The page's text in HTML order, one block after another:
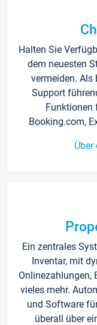
Halten Sie
dem neuesten
vermeiden. Als
Support
Funktionen
Booking.com,
Ein zentrales
Inventar, mit
Onlinezahlungen,
vieles mehr.
und Software
überall über